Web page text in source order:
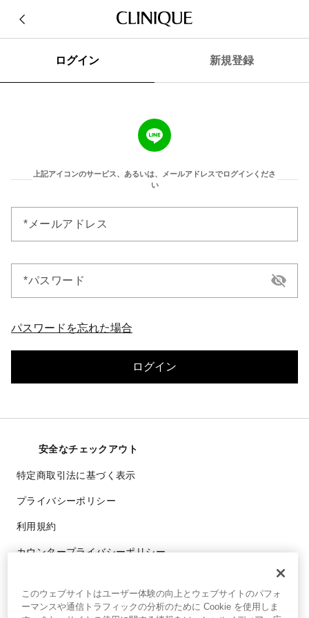
ログイン 新規登録
上記アイコンのサービス、あるいは、メールアドレスでログインくださ
い
メールアドレス
パスワード
パスワードを忘れた場合
ログイン
安全なチェックアウト
特定商取引法に基づく表示
プライバシーポリシー
利用規約
カウンタープライバシーポリシー
© clinique laboratories, llc. all rights reserved.
このウェブサイトはユーザー体験の向上とウェブサイトのパフォ
ーマンスや通信トラフィックの分析のために Cookie を使用しま